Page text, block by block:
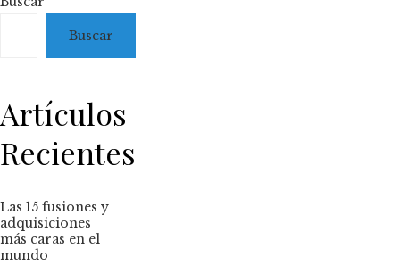
Buscar
Artículos
Recientes
Las 15 fusiones y
adquisiciones
más caras en el
mundo